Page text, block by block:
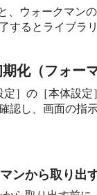
、ウォークマン
するとライブラ
化（フォー
］の［本体設
認し、画面の指
ンから取り出